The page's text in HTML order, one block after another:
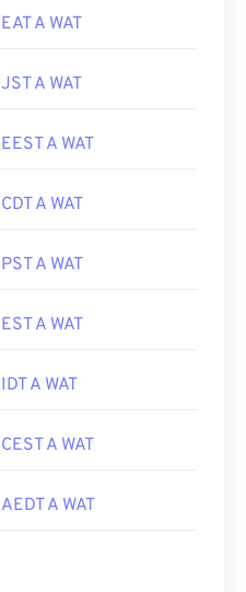
EAT A WAT
JST A WAT
EEST A WAT
CDT A WAT
PST A WAT
EST A WAT
IDT A WAT
CEST A WAT
AEDT A WAT